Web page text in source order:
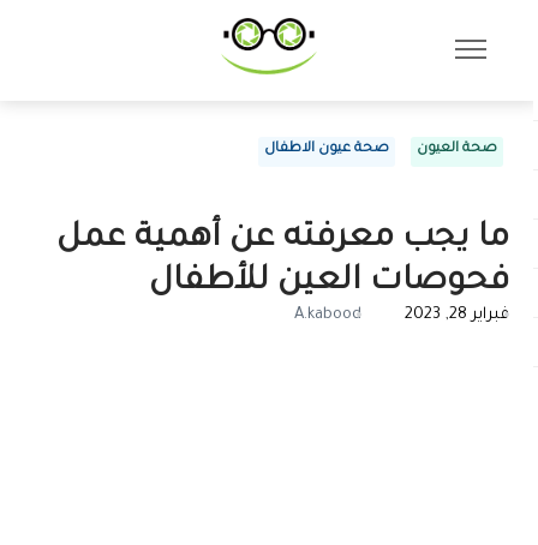
صحة العيون صحة عيون الاطفال
ما يجب معرفته عن أهمية عمل
فحوصات العين للأطفال
فبراير 28, 2023 A.kabood